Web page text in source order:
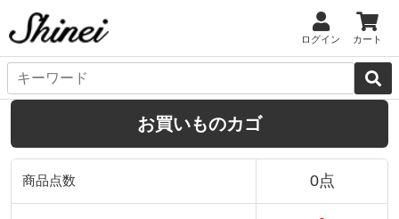
ログイン カート
お買いものカゴ
商品点数 0点